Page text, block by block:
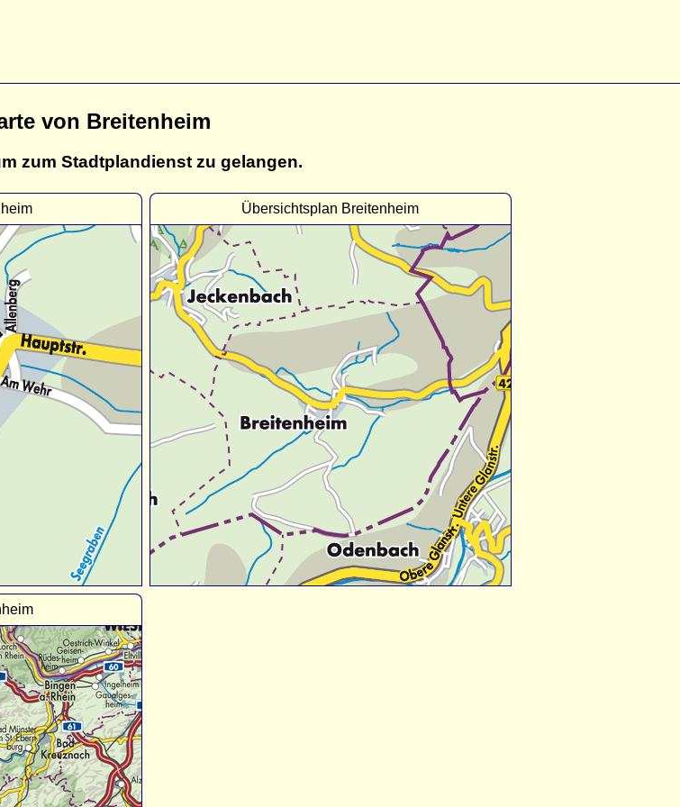
von Breitenheim
zum Stadtplandienst zu gelangen.
Übersichtsplan Breitenheim